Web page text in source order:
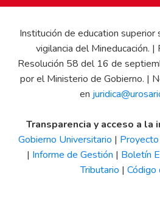
Institución de education superior
vigilancia del Mineducación. |
Resolución 58 del 16 de
por el Ministerio de Gobierno. |
en
Transparencia y acceso a la
Gobierno Universitario |
| Informe de Gestión | Boletín
Tributario | Código